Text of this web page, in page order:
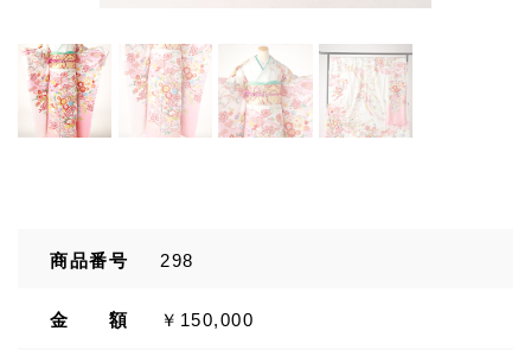
商品番号 298
金 額 ￥150,000